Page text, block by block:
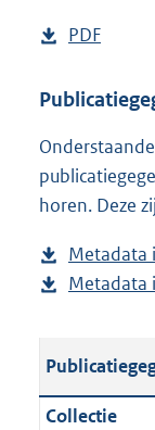
D
w
l
o
a
p
u
l
c
PDF
s
a
n
d
g
r
o
t
horen. Deze
Metadata
Metadata
Collectie